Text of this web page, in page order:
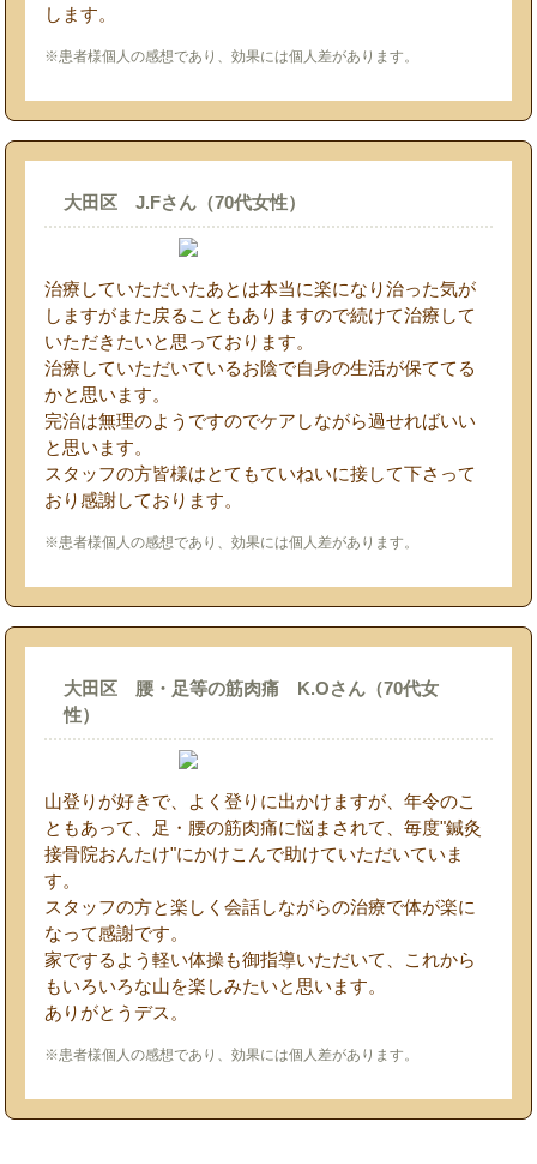
します。
※患者様個人の感想であり、効果には個人差があります。
大田区 J.Fさん（70代女性）
治療していただいたあとは本当に楽になり治った気が
しますがまた戻ることもありますので続けて治療して
いただきたいと思っております。
治療していただいているお陰で自身の生活が保ててる
かと思います。
完治は無理のようですのでケアしながら過せればいい
と思います。
スタッフの方皆様はとてもていねいに接して下さって
おり感謝しております。
※患者様個人の感想であり、効果には個人差があります。
大田区 腰・足等の筋肉痛 K.Oさん（70代女
性）
山登りが好きで、よく登りに出かけますが、年令のこ
ともあって、足・腰の筋肉痛に悩まされて、毎度"鍼灸
接骨院おんたけ"にかけこんで助けていただいていま
す。
スタッフの方と楽しく会話しながらの治療で体が楽に
なって感謝です。
家でするよう軽い体操も御指導いただいて、これから
もいろいろな山を楽しみたいと思います。
ありがとうデス。
※患者様個人の感想であり、効果には個人差があります。